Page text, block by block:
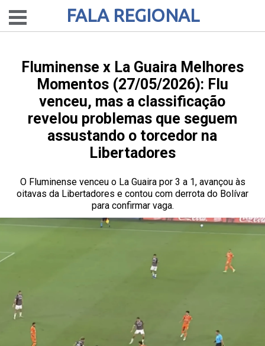
FALA REGIONAL
Fluminense x La Guaira Melhores
Momentos (27/05/2026): Flu
venceu, mas a classificação
revelou problemas que seguem
assustando o torcedor na
Libertadores
O Fluminense venceu o La Guaira por 3 a 1, avançou às
oitavas da Libertadores e contou com derrota do Bolívar
para confirmar vaga.